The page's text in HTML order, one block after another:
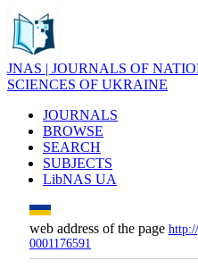
JNAS | JOURNALS OF
SCIENCES OF UKRAINE
JOURNALS
BROWSE
SEARCH
SUBJECTS
LibNAS UA
web address of the page
0001176591